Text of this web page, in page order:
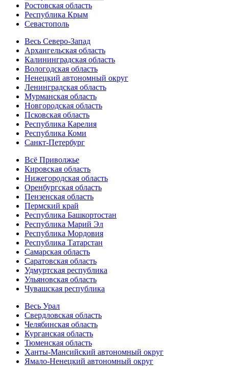
Ростовская область
Республика Крым
Севастополь
Весь Северо-Запад
Архангельская область
Калининградская область
Вологодская область
Ненецкий автономный округ
Ленинградская область
Мурманская область
Новгородская область
Псковская область
Республика Карелия
Республика Коми
Санкт-Петербург
Всё Приволжье
Кировская область
Нижегородская область
Оренбургская область
Пензенская область
Пермский край
Республика Башкортостан
Республика Марий Эл
Республика Мордовия
Республика Татарстан
Самарская область
Саратовская область
Удмуртская республика
Ульяновская область
Чувашская республика
Весь Урал
Свердловская область
Челябинская область
Курганская область
Тюменская область
Ханты-Мансийский автономный округ
Ямало-Ненецкий автономный округ